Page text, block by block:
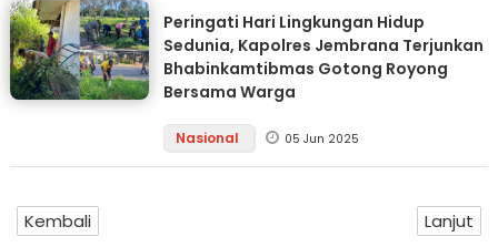
Peringati Hari Lingkungan Hidup
Sedunia, Kapolres Jembrana Terjunkan
Bhabinkamtibmas Gotong Royong
Bersama Warga
Nasional 05 Jun 2025
Kembali Lanjut